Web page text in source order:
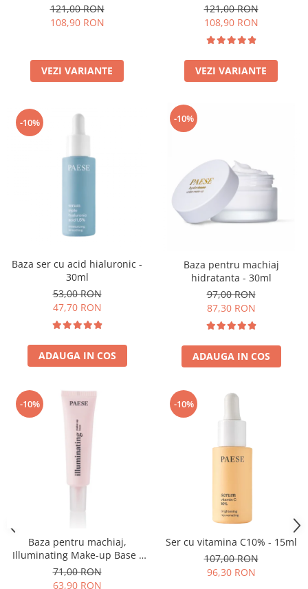
121,00 RON
108,90 RON
VEZI VARIANTE
121,00 RON
108,90 RON
VEZI VARIANTE
-10%
Baza ser cu acid hialuronic -
30ml
53,00 RON
47,70 RON
ADAUGA IN COS
-10%
Baza pentru machiaj
hidratanta - 30ml
97,00 RON
87,30 RON
ADAUGA IN COS
-10%
Baza pentru machiaj,
Illuminating Make-up Base -
30ml
71,00 RON
63,90 RON
-10%
Ser cu vitamina C10% - 15ml
107,00 RON
96,30 RON